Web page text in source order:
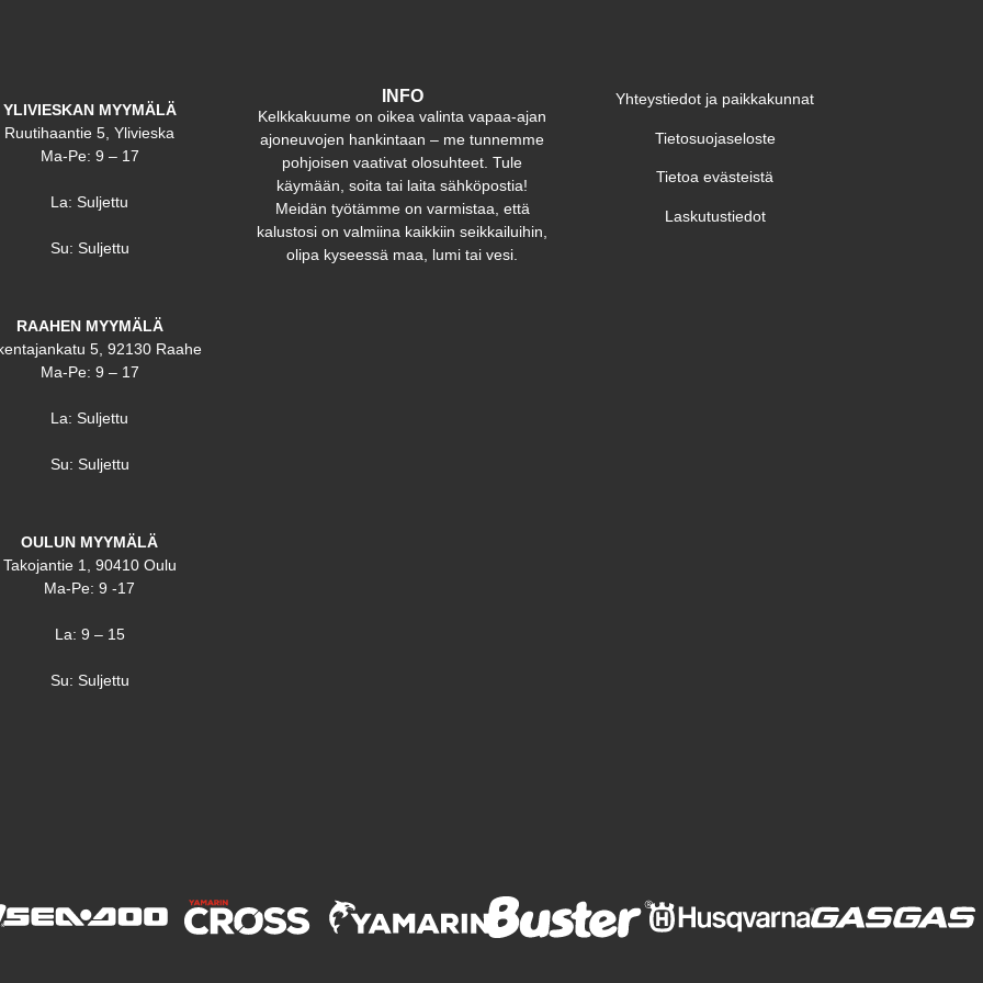
YLIVIESKAN MYYMÄLÄ
Ruutihaantie 5, Ylivieska
Ma-Pe: 9 – 17
La: Suljettu
Su: Suljettu
RAAHEN MYYMÄLÄ
5, 92130 Raahe
Ma-Pe: 9 – 17
La: Suljettu
Su: Suljettu
OULUN MYYMÄLÄ
Takojantie 1, 90410 Oulu
Ma-Pe: 9 -17
La: 9 – 15
Su: Suljettu
INFO
Kelkkakuume on oikea valinta vapaa-ajan
ajoneuvojen hankintaan – me tunnemme
pohjoisen vaativat olosuhteet. Tule
käymään, soita tai laita sähköpostia!
Meidän työtämme on varmistaa, että
kalustosi on valmiina kaikkiin seikkailuihin,
olipa kyseessä maa, lumi tai vesi.
Yhteystiedot ja paikkakunnat
Tietosuojaseloste
Tietoa evästeistä
Laskutustiedot